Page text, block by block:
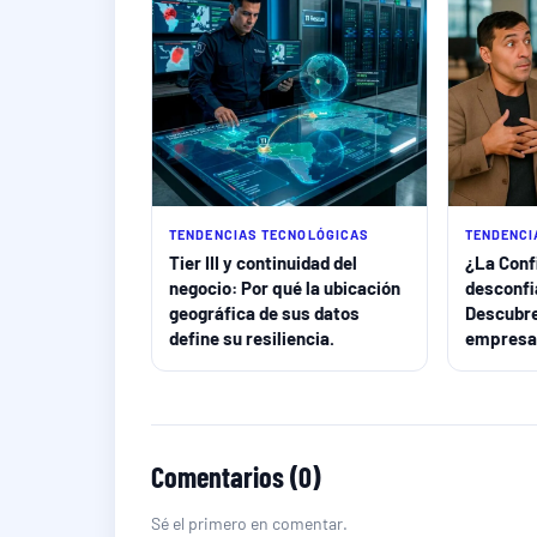
TENDENCIAS TECNOLÓGICAS
Tier III y continuidad del
negocio: Por qué la ubicación
geográfica de sus datos
define su resiliencia.
¿La
Comentarios (0)
Sé el primero en comentar.